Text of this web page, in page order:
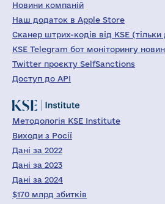
Новини компаній
Наш додаток в Apple Store
Сканер штрих-кодів від KSE (тільки
KSE Telegram бот моніторингу новин
Twitter проєкту SelfSanctions
Доступ до API
Методологія KSE Institute
Виходи з Росії
Дані за 2022
Дані за 2023
Дані за 2024
$170 млрд збитків